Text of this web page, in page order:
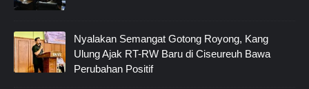
Nyalakan Semangat Gotong Royong, Kang
Ulung Ajak RT-RW Baru di Ciseureuh Bawa
Perubahan Positif